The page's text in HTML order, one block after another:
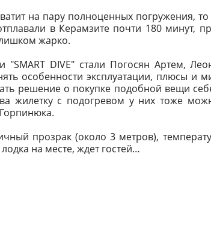
на пару полноценных погружения,
в Керамзите почти 180 минут,
жарко.
DIVE" стали Погосян Артем,
особенности эксплуатации, плюсы и
решение о покупке подобной вещи
жилетку с подогревом у них тоже
прозрак (около 3 метров),
на месте, ждет гостей…